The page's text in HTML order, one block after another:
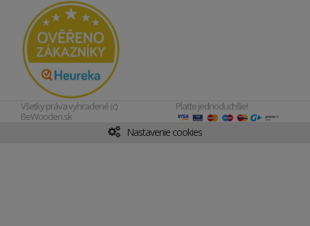
Všetky práva vyhradené (c)
BeWooden.sk
Plaťte jednoduchšie!
Nastavenie cookies